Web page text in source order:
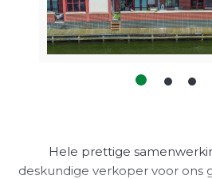
Hele prettige
deskundige verkoper voor ons